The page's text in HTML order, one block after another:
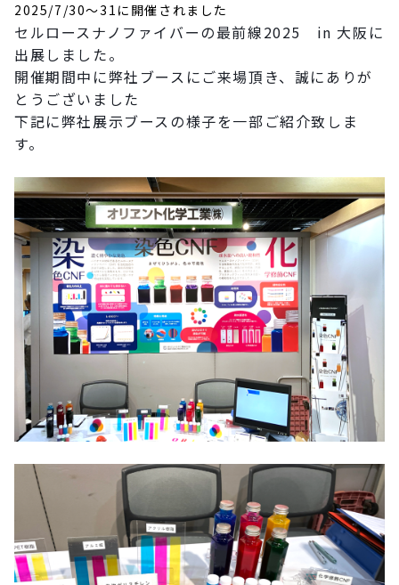
2025/7/30～31に開催されました
セルロースナノファイバーの最前線2025 in 大阪に
出展しました。
開催期間中に弊社ブースにご来場頂き、誠にありが
とうございました
下記に弊社展示ブースの様子を一部ご紹介致しま
す。